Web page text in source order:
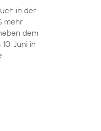
in der
mehr
dem
Juni in